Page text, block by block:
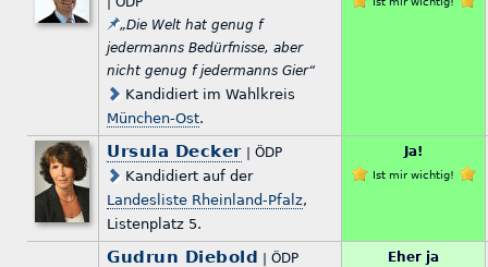
„Die Welt hat genug f
jedermanns Bedürfnisse, aber
nicht genug f jedermanns Gier“
Kandidiert im Wahlkreis
München-Ost.
Ursula Decker| ÖDP
Kandidiert auf der
Landesliste Rheinland-Pfalz,
Listenplatz 5.
Ja!
Ist mir wichtig!
Gudrun Diebold
| ÖDP
Eher ja